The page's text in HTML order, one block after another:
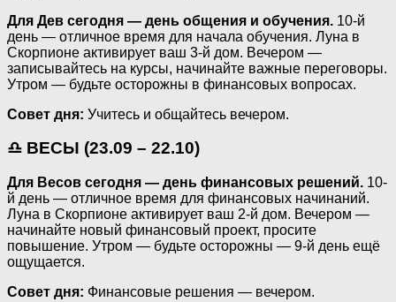
Для Дев сегодня — день общения и обучения. 10-й
день — отличное время для начала обучения. Луна в
Скорпионе активирует ваш 3-й дом. Вечером —
записывайтесь на курсы, начинайте важные переговоры.
Утром — будьте осторожны в финансовых вопросах.
Совет дня: Учитесь и общайтесь вечером.
♎ ВЕСЫ (23.09 – 22.10)
Для Весов сегодня — день финансовых решений. 10-
й день — отличное время для финансовых начинаний.
Луна в Скорпионе активирует ваш 2-й дом. Вечером —
начинайте новый финансовый проект, просите
повышение. Утром — будьте осторожны — 9-й день ещё
ощущается.
Совет дня: Финансовые решения — вечером.